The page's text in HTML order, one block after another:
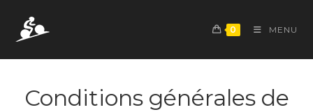
content
0 MENU
Conditions générales de